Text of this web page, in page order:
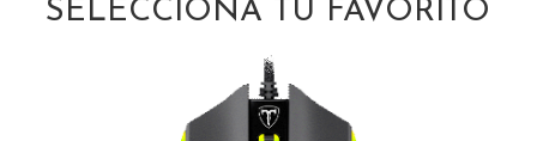
SELECCIONÁ TU FAVORITO